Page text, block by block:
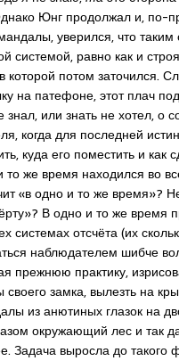
Юнг продолжал и, по-
уверился, что
системой, равно как и
которой потом заточился.
на патефоне, этот плач
знал, или знать не хотел, о
когда для последней
куда его поместить и как
то же время находился во
«в одно и то же время»?
В одно и то же время
системах отсчёта (их
наблюдателем шибче
прежнюю практику,
замка, вылезть на
из анютиных глазок на
окружающий лес и так
Задача выросла до такого